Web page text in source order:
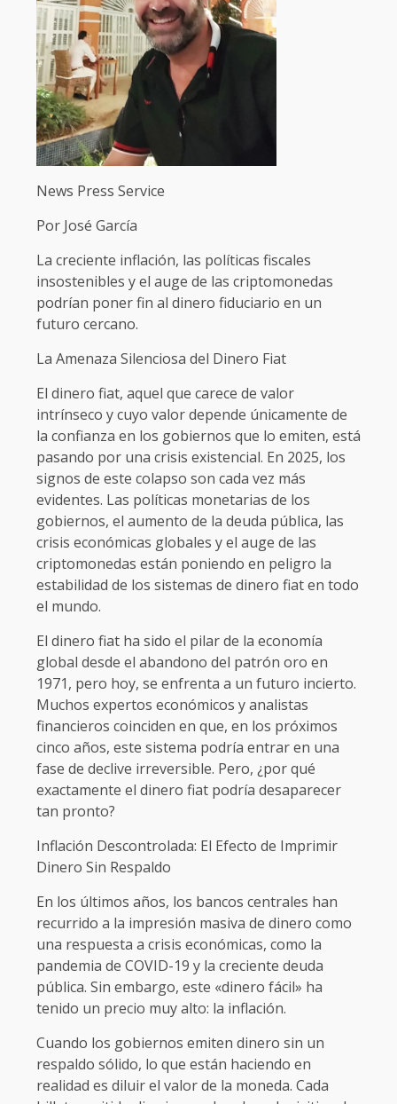
News Press Service
Por José García
La creciente inflación, las políticas fiscales
insostenibles y el auge de las criptomonedas
podrían poner fin al dinero fiduciario en un
futuro cercano.
La Amenaza Silenciosa del Dinero Fiat
El dinero fiat, aquel que carece de valor
intrínseco y cuyo valor depende únicamente de
la confianza en los gobiernos que lo emiten, está
pasando por una crisis existencial. En 2025, los
signos de este colapso son cada vez más
evidentes. Las políticas monetarias de los
gobiernos, el aumento de la deuda pública, las
crisis económicas globales y el auge de las
criptomonedas están poniendo en peligro la
estabilidad de los sistemas de dinero fiat en todo
el mundo.
El dinero fiat ha sido el pilar de la economía
global desde el abandono del patrón oro en
1971, pero hoy, se enfrenta a un futuro incierto.
Muchos expertos económicos y analistas
financieros coinciden en que, en los próximos
cinco años, este sistema podría entrar en una
fase de declive irreversible. Pero, ¿por qué
exactamente el dinero fiat podría desaparecer
tan pronto?
Inflación Descontrolada: El Efecto de Imprimir
Dinero Sin Respaldo
En los últimos años, los bancos centrales han
recurrido a la impresión masiva de dinero como
una respuesta a crisis económicas, como la
pandemia de COVID-19 y la creciente deuda
pública. Sin embargo, este «dinero fácil» ha
tenido un precio muy alto: la inflación.
Cuando los gobiernos emiten dinero sin un
respaldo sólido, lo que están haciendo en
realidad es diluir el valor de la moneda. Cada